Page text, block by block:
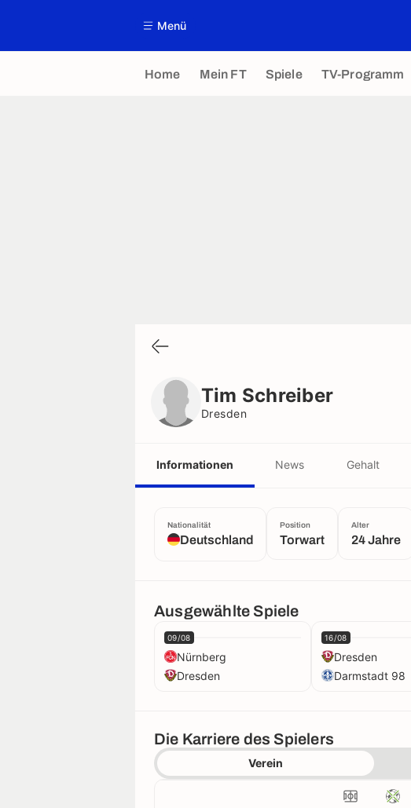
Menü
Home Mein FT Spiele TV-Programm
Tim Schreiber
Dresden
Informationen News Gehalt
Nationalität
Deutschland
Position
Torwart
Alter
24 Jahre
Ausgewählte Spiele
09/08
Nürnberg
Dresden
16/08
Dresden
Darmstadt 98
Die Karriere des Spielers
Verein